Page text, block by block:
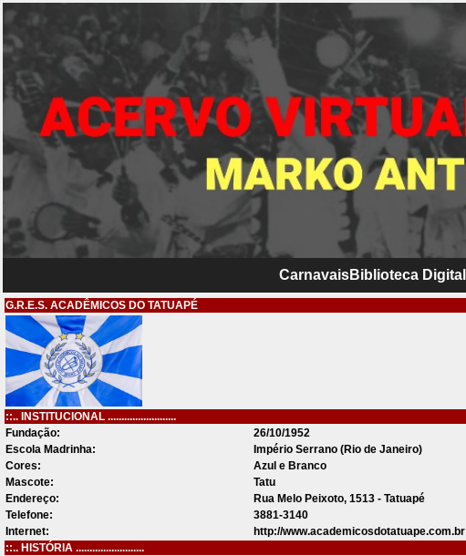
CarnavaisBiblioteca Digital
G.R.E.S. ACADÊMICOS DO TATUAPÉ
::.. INSTITUCIONAL .........................
Fundação:
26/10/1952
Escola Madrinha:
Império Serrano (Rio de Janeiro)
Cores:
Azul e Branco
Mascote:
Tatu
Endereço:
Rua Melo Peixoto, 1513 - Tatuapé
Telefone:
3881-3140
Internet:
http://www.academicosdotatuape.com.br
::.. HISTÓRIA .........................